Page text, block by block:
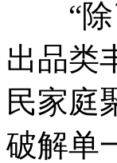
“除了
出品类
民家庭
破解单